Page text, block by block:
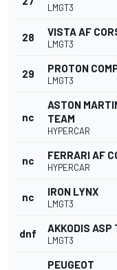
LMGT3
28 VISTA AF
LMGT3
29 PROTON
LMGT3
nc
ASTON
TEAM
HYPERCAR
nc FERRARI AF
HYPERCAR
nc IRON LYNX
LMGT3
dnf AKKODIS ASP
LMGT3
PEUGEOT